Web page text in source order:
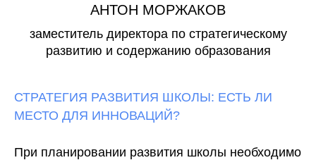
АНТОН МОРЖАКОВ
заместитель директора по стратегическому
развитию и содержанию образования
СТРАТЕГИЯ РАЗВИТИЯ ШКОЛЫ: ЕСТЬ ЛИ
МЕСТО ДЛЯ ИННОВАЦИЙ?
При планировании развития школы необходимо